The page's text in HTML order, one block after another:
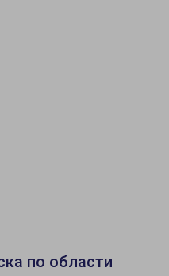
по области